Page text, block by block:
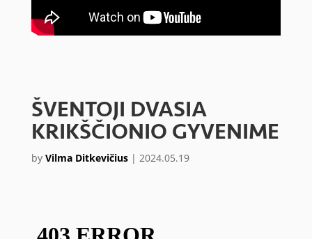
ŠVENTOJI DVASIA
KRIKŠČIONIO GYVENIME
by Vilma Ditkevičius| 2024.05.19